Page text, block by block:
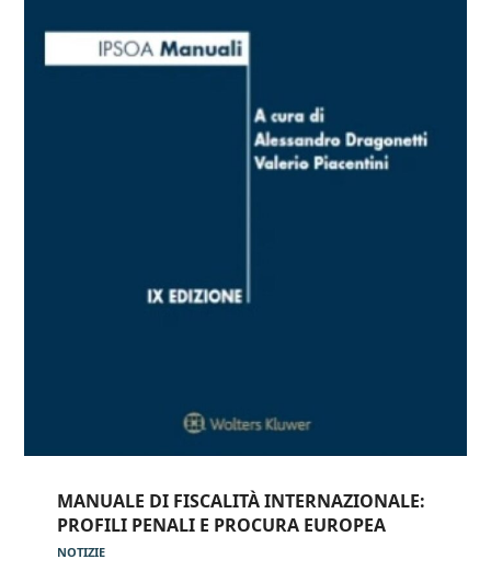
MANUALE DI FISCALITÀ INTERNAZIONALE:
PROFILI PENALI E PROCURA EUROPEA
NOTIZIE